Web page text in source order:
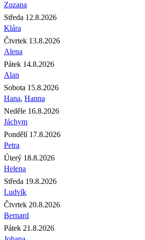
Zuzana
Středa 12.8.2026
Klára
Čtvrtek 13.8.2026
Alena
Pátek 14.8.2026
Alan
Sobota 15.8.2026
Hana, Hanna
Neděle 16.8.2026
Jáchym
Pondělí 17.8.2026
Petra
Úterý 18.8.2026
Helena
Středa 19.8.2026
Ludvík
Čtvrtek 20.8.2026
Bernard
Pátek 21.8.2026